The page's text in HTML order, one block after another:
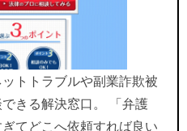
ットトラブルや副業詐欺被
きる解決窓口。 「弁護
てどこへ依頼すれば良い